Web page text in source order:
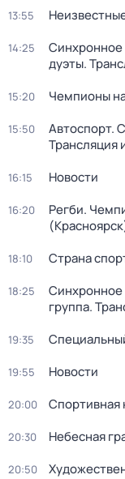
13:55
14:25
дуэты.
15:20 Чемпионы
15:50
Автоспорт.
Трансляция
16:15 Новости
16:20
Регби.
18:10 Страна
18:25
Синхронное
группа.
19:35
19:55 Новости
20:00 Спортивная
20:30 Небесная
20:50